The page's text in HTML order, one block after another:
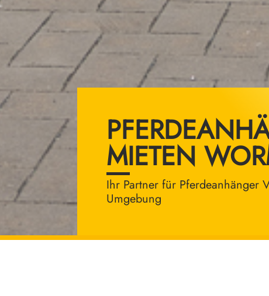
MIETEN
Ihr Partner für Pferdeanhänger
Umgebung